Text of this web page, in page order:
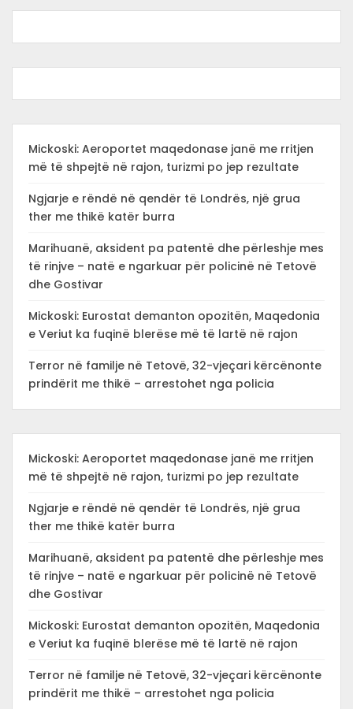
Mickoski: Aeroportet maqedonase janë me rritjen
më të shpejtë në rajon, turizmi po jep rezultate
Ngjarje e rëndë në qendër të Londrës, një grua
ther me thikë katër burra
Marihuanë, aksident pa patentë dhe përleshje mes
të rinjve – natë e ngarkuar për policinë në Tetovë
dhe Gostivar
Mickoski: Eurostat demanton opozitën, Maqedonia
e Veriut ka fuqinë blerëse më të lartë në rajon
Terror në familje në Tetovë, 32-vjeçari kërcënonte
prindërit me thikë – arrestohet nga policia
Mickoski: Aeroportet maqedonase janë me rritjen
më të shpejtë në rajon, turizmi po jep rezultate
Ngjarje e rëndë në qendër të Londrës, një grua
ther me thikë katër burra
Marihuanë, aksident pa patentë dhe përleshje mes
të rinjve – natë e ngarkuar për policinë në Tetovë
dhe Gostivar
Mickoski: Eurostat demanton opozitën, Maqedonia
e Veriut ka fuqinë blerëse më të lartë në rajon
Terror në familje në Tetovë, 32-vjeçari kërcënonte
prindërit me thikë – arrestohet nga policia